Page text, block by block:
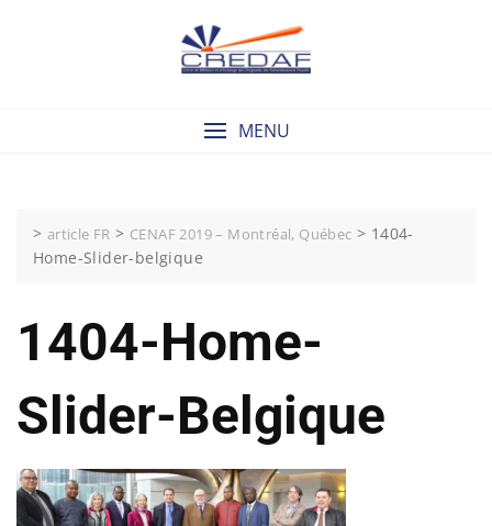
MENU
> article FR > CENAF 2019 – Montréal, Québec > 1404-
Home-Slider-belgique
1404-Home-
Slider-Belgique